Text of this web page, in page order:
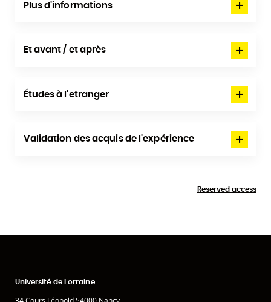
Plus d'informations
Et avant / et après
Études à l'etranger
Validation des acquis de l'expérience
Reserved access
Université de Lorraine